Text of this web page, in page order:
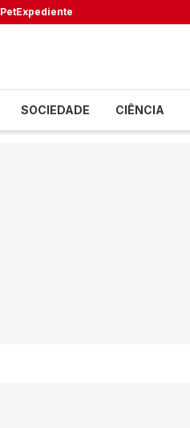
PetExpediente
SOCIEDADE CIÊNCIA